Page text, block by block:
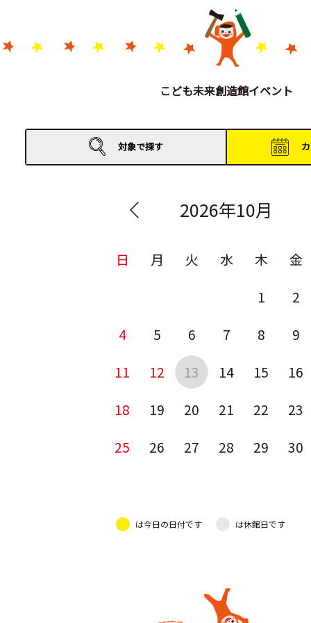
こども未来創造館イベント
対象で探す
2026年10月
日 月 火 水 木
金
1
2
4
5 6 7 8
9
11
12 13 14 15
16
18
19 20 21 22
23
25
26 27 28 29 30
は今日の日付です は休館日です